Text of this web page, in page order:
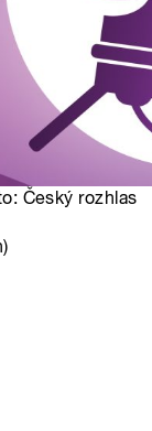
Český rozhlas